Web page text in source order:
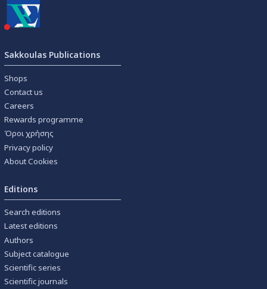
Sakkoulas Publications
Shops
Contact us
Careers
Rewards programme
Όροι χρήσης
Privacy policy
About Cookies
Editions
Search editions
Latest editions
Authors
Subject catalogue
Scientific series
Scientific journals